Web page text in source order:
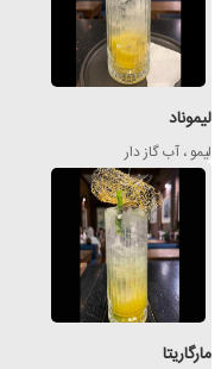
لیموناد
لیمو ، آب گاز دار
مارگاریتا